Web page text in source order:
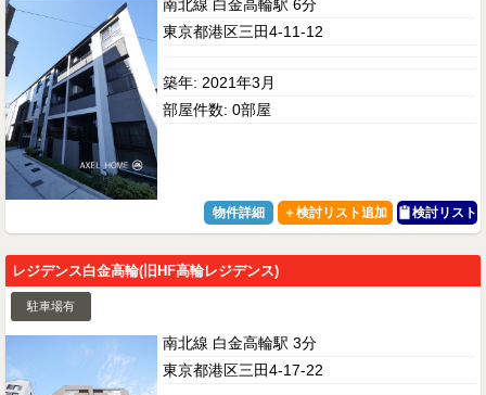
南北線 白金高輪駅 6分
東京都港区三田4-11-12
築年: 2021年3月
部屋件数: 0部屋
物件詳細 検討リスト
レジデンス白金高輪(旧HF高輪レジデンス)
駐車場有
南北線 白金高輪駅 3分
東京都港区三田4-17-22